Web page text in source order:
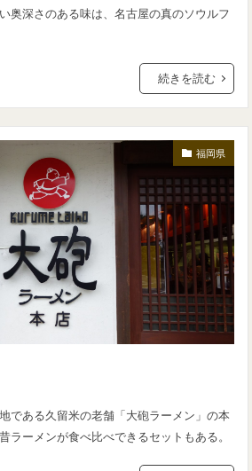
奥深さのある味は、名古屋の真のソウルフ
続きを読む
福岡県
である久留米の老舗「大砲ラーメン」の本
ラーメンが食べ比べできるセットもある。